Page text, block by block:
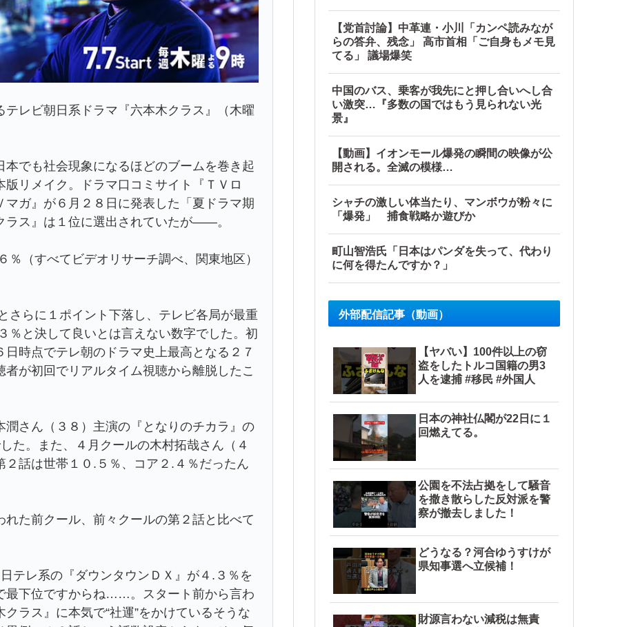
レビ朝日系ドラマ『六本木クラス』（木曜
でも社会現象になるほどのブームを巻き起
リメイク。ドラマ口コミサイト『ＴＶロ
ガ』が６月２８日に発表した「夏ドラマ期
ラス』は１位に選出されていたが――。
（すべてビデオリサーチ調べ、関東地区）
さらに１ポイント下落し、テレビ各局が最重
％と決して良いとは言えない数字でした。初
時点でテレ朝のドラマ史上最高となる２７
が初回でリアルタイム視聴から離脱したこ
さん（３８）主演の『となりのチカラ』の
た。また、４月クールの木村拓哉さん（４
話は世帯１０.５％、コア２.４％だったん
た前クール、前々クールの第２話と比べて
テレ系の『ダウンタウンＤＸ』が４.３％を
最下位ですからね……。スタート前から言わ
ラス』に本気で“社運”をかけているそうな
【党首討論】中革連・小川「カンペ読みなが
らの答弁、残念」 高市首相「ご自身もメモ見
てる」 議場爆笑
中国のバス、乗客が我先にと押し合いへし合
い激突…『多数の国ではもう見られない光
景』
【動画】イオンモール爆発の瞬間の映像が公
開される。全滅の模様…
シャチの激しい体当たり、マンボウが粉々に
「爆発」 捕食戦略か遊びか
町山智浩氏「日本はパンダを失って、代わり
に何を得たんですか？」
外部配信記事（動画）
【ヤバい】100件以上の窃
盗をしたトルコ国籍の男3
人を逮捕 #移民 #外国人
日本の神社仏閣が22日に１
回燃えてる。
公園を不法占拠をして騒音
を撒き散らした反対派を警
察が撤去しました！
どうなる？河合ゆうすけが
県知事選へ立候補！
財源言わない減税は無責